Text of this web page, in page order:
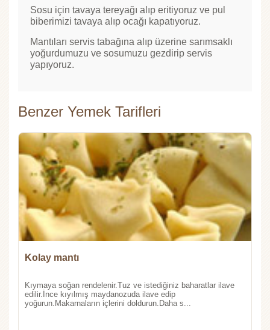
Sosu için tavaya tereyağı alıp eritiyoruz ve pul
biberimizi tavaya alıp ocağı kapatıyoruz.
Mantıları servis tabağına alıp üzerine sarımsaklı
yoğurdumuzu ve sosumuzu gezdirip servis
yapıyoruz.
Benzer Yemek Tarifleri
Kolay mantı
Kıymaya soğan rendelenir.Tuz ve istediğiniz baharatlar ilave
edilir.İnce kıyılmış maydanozuda ilave edip
yoğurun.Makarnaların içlerini doldurun.Daha s...